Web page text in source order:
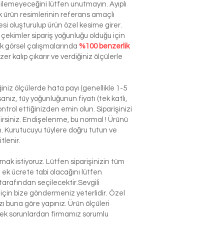
lütfen unutmayın. Ayıplı
ürün resimlerinin referans amaçlı
oluşturulup ürün özel kesime girer.
sipariş yoğunluğu olduğu için
görsel çalışmalarında %100 benzerlik
kalıp çıkarır ve verdiğiniz ölçülerle
ölçülerde hata payı (genellikle 1-5
tüy yoğunluğunun fiyatı (tek katlı,
ettiğinizden emin olun. Siparişinizi
Endişelenme, bu normal ! Ürünü
Kurutucuyu tüylere doğru tutun ve
istiyoruz. Lütfen siparişinizin tüm
ek ücrete tabi olacağını lütfen
seçilecektir.Sevgili
bize göndermeniz yeterlidir. Özel
göre yapınız. Ürün ölçüleri
sorunlardan firmamız sorumlu